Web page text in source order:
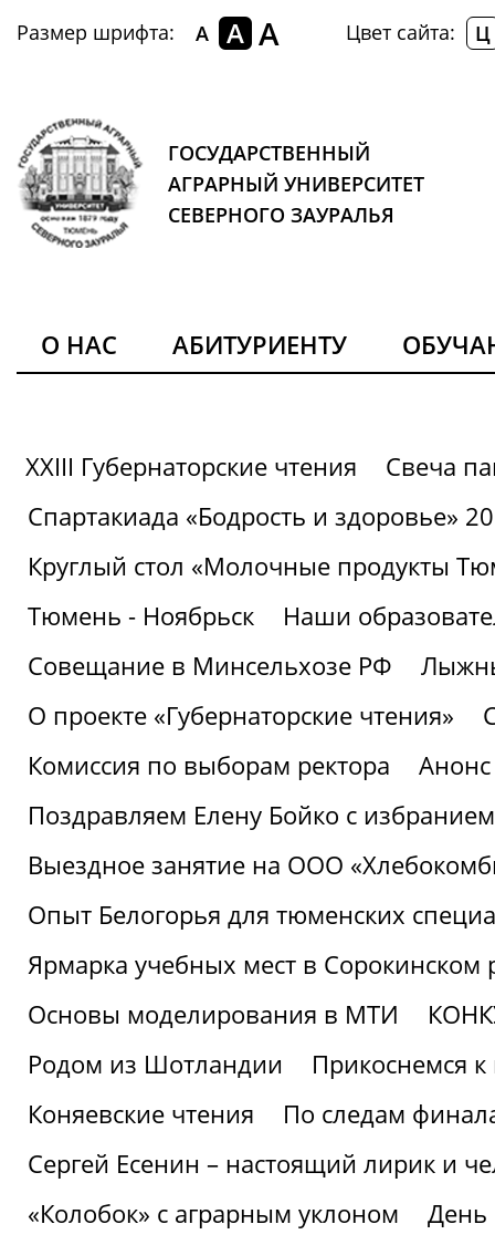
Размер шрифта: A A A Цвет сайта: Ц
ГОСУДАРСТВЕННЫЙ
АГРАРНЫЙ УНИВЕРСИТЕТ
СЕВЕРНОГО ЗАУРАЛЬЯ
О НАС АБИТУРИЕНТУ
XXIII Губернаторские чтения
Свеча
Спартакиада «Бодрость и здоровье»
Круглый стол «Молочные продукты
Тюмень - Ноябрьск
Наши
Совещание в Минсельхозе РФ
О проекте «Губернаторские чтения»
Комиссия по выборам ректора
Поздравляем Елену Бойко с
Выездное занятие на ООО
Опыт Белогорья для тюменских
Ярмарка учебных мест в Сорокинском
Основы моделирования в МТИ
Родом из Шотландии
Прикоснемся
Коняевские чтения
По следам
Сергей Есенин – настоящий лирик и
«Колобок» с аграрным уклоном
День